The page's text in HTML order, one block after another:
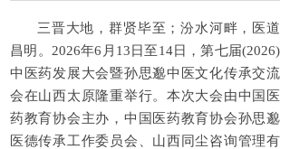
三晋大地，群贤毕至；汾水河畔，医道
昌明。2026年6月13日至14日，第七届(2026)
中医药发展大会暨孙思邈中医文化传承交流
会在山西太原隆重举行。本次大会由中国医
药教育协会主办，中国医药教育协会孙思邈
医德传承工作委员会、山西同尘咨询管理有